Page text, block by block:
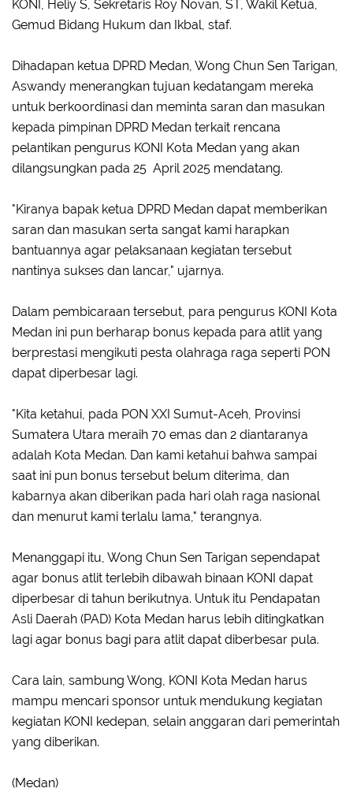
KONI, Heliy S, Sekretaris Roy Novan, ST, Wakil Ketua,
Gemud Bidang Hukum dan Ikbal, staf.
Dihadapan ketua DPRD Medan, Wong Chun Sen Tarigan,
Aswandy menerangkan tujuan kedatangam mereka
untuk berkoordinasi dan meminta saran dan masukan
kepada pimpinan DPRD Medan terkait rencana
pelantikan pengurus KONI Kota Medan yang akan
dilangsungkan pada 25 April 2025 mendatang.
"Kiranya bapak ketua DPRD Medan dapat memberikan
saran dan masukan serta sangat kami harapkan
bantuannya agar pelaksanaan kegiatan tersebut
nantinya sukses dan lancar," ujarnya.
Dalam pembicaraan tersebut, para pengurus KONI Kota
Medan ini pun berharap bonus kepada para atlit yang
berprestasi mengikuti pesta olahraga raga seperti PON
dapat diperbesar lagi.
"Kita ketahui, pada PON XXI Sumut-Aceh, Provinsi
Sumatera Utara meraih 70 emas dan 2 diantaranya
adalah Kota Medan. Dan kami ketahui bahwa sampai
saat ini pun bonus tersebut belum diterima, dan
kabarnya akan diberikan pada hari olah raga nasional
dan menurut kami terlalu lama," terangnya.
Menanggapi itu, Wong Chun Sen Tarigan sependapat
agar bonus atlit terlebih dibawah binaan KONI dapat
diperbesar di tahun berikutnya. Untuk itu Pendapatan
Asli Daerah (PAD) Kota Medan harus lebih ditingkatkan
lagi agar bonus bagi para atlit dapat diberbesar pula.
Cara lain, sambung Wong, KONI Kota Medan harus
mampu mencari sponsor untuk mendukung kegiatan
kegiatan KONI kedepan, selain anggaran dari pemerintah
yang diberikan.
(Medan)